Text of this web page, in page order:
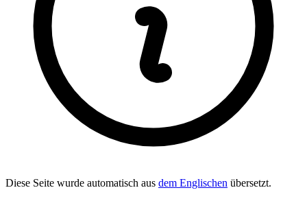
Diese Seite wurde automa­tisch aus dem Englis­chen übersetzt.